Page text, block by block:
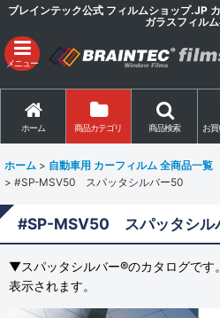
ブレインテック公式 フィルムショップ.JP
ガラスフィル
メニュー
ホーム 商品カテゴリ 商品検索 お
ホーム > 自動車用 カーフィルム 全商品一覧
> #SP-MSV50 スパッタシルバー50
#SP-MSV50 スパッタシル
▼スパッタシルバー®のカタログです
表示されます。